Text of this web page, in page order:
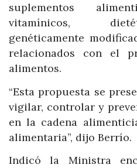
suplementos
vitamínicos,
genéticamente
relacionados con el
alimentos.
“Esta propuesta se
vigilar, controlar y
en la cadena
alimentaria”, dijo Berrío.
Indicó la Ministra